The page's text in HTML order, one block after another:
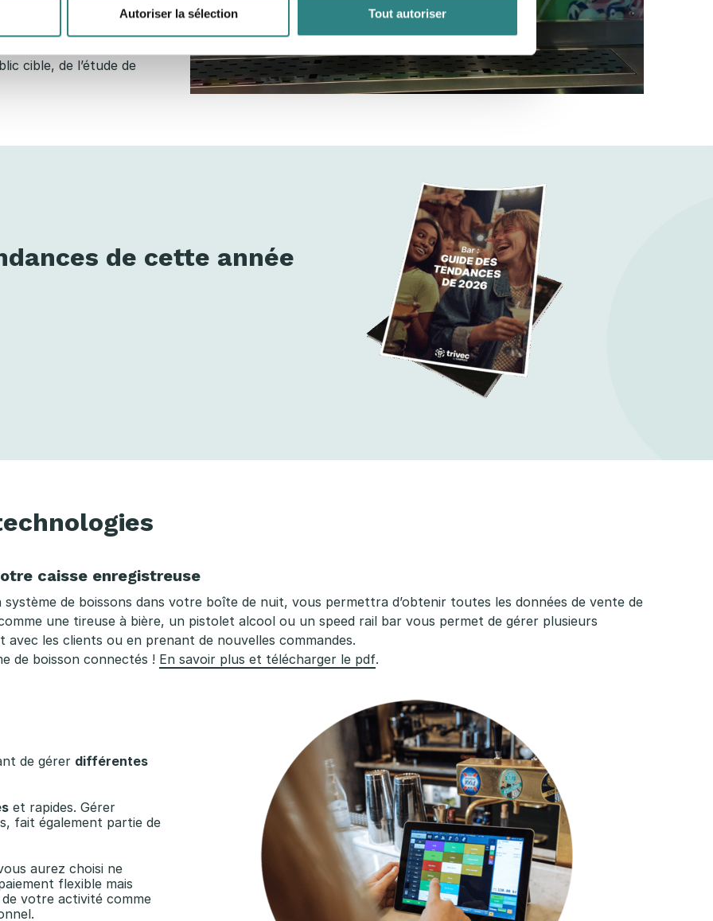
Autoriser la sélection Tout autoriser
et votre offre. Nous
blog et ailleurs, à
entreprise, du
cible, de l’étude de
de cette année
caisse enregistreuse
de boissons dans votre boîte de nuit, vous permettra d’obtenir toutes les données de vente de
une tireuse à bière, un pistolet alcool ou un speed rail bar vous permet de gérer plusieurs
les clients ou en prenant de nouvelles commandes.
de boisson connectés ! En savoir plus et télécharger le pdf.
de gérer différentes
et rapides. Gérer
fait également partie de
aurez choisi ne
flexible mais
de votre activité comme